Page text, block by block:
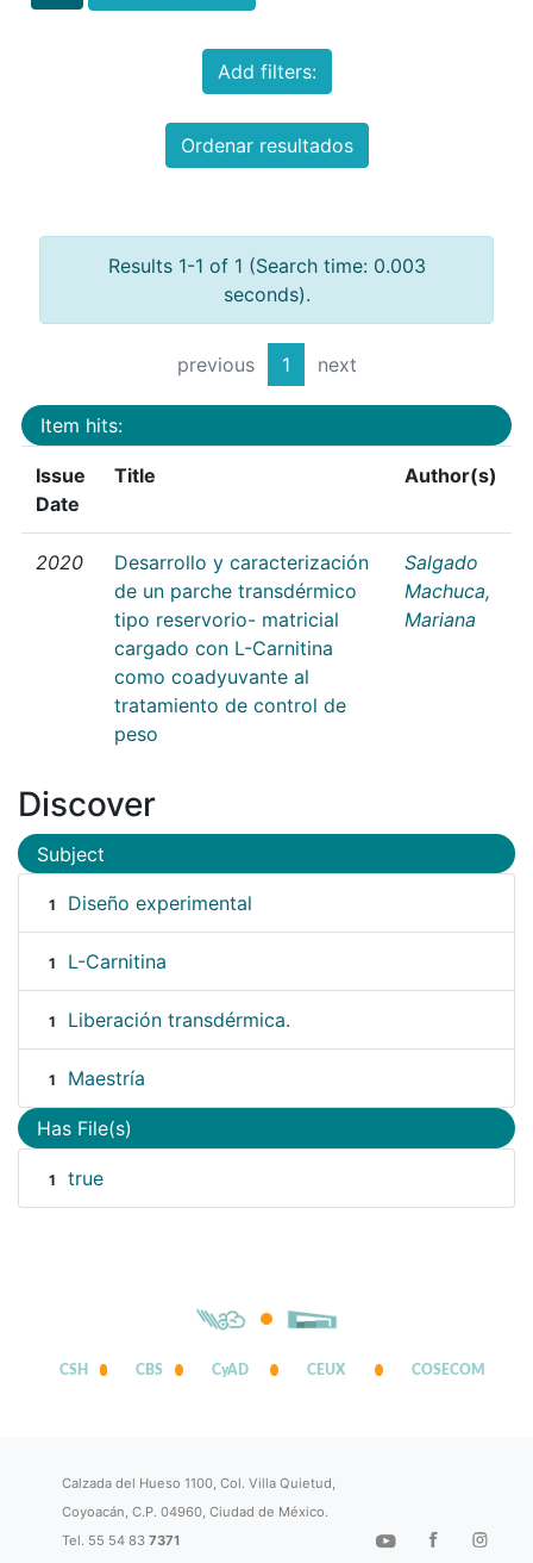
Add filters:
Ordenar resultados
Results 1-1 of 1 (Search time: 0.003
seconds).
previous 1 next
Item hits:
Issue
Date
Title Author(s)
2020
Desarrollo y caracterización
de un parche transdérmico
tipo reservorio- matricial
cargado con L-Carnitina
como coadyuvante al
tratamiento de control de
peso
Salgado
Machuca,
Mariana
Discover
Subject
1 Diseño experimental
1 L-Carnitina
1 Liberación transdérmica.
1 Maestría
Has File(s)
1 true
CSH CBS CyAD CEUX COSECOM
Calzada del Hueso 1100, Col. Villa Quietud,
Coyoacán, C.P. 04960, Ciudad de México.
Tel. 55 54 837371